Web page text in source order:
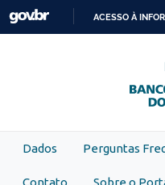
Skip to main content
ACESSO À
Dados Perguntas